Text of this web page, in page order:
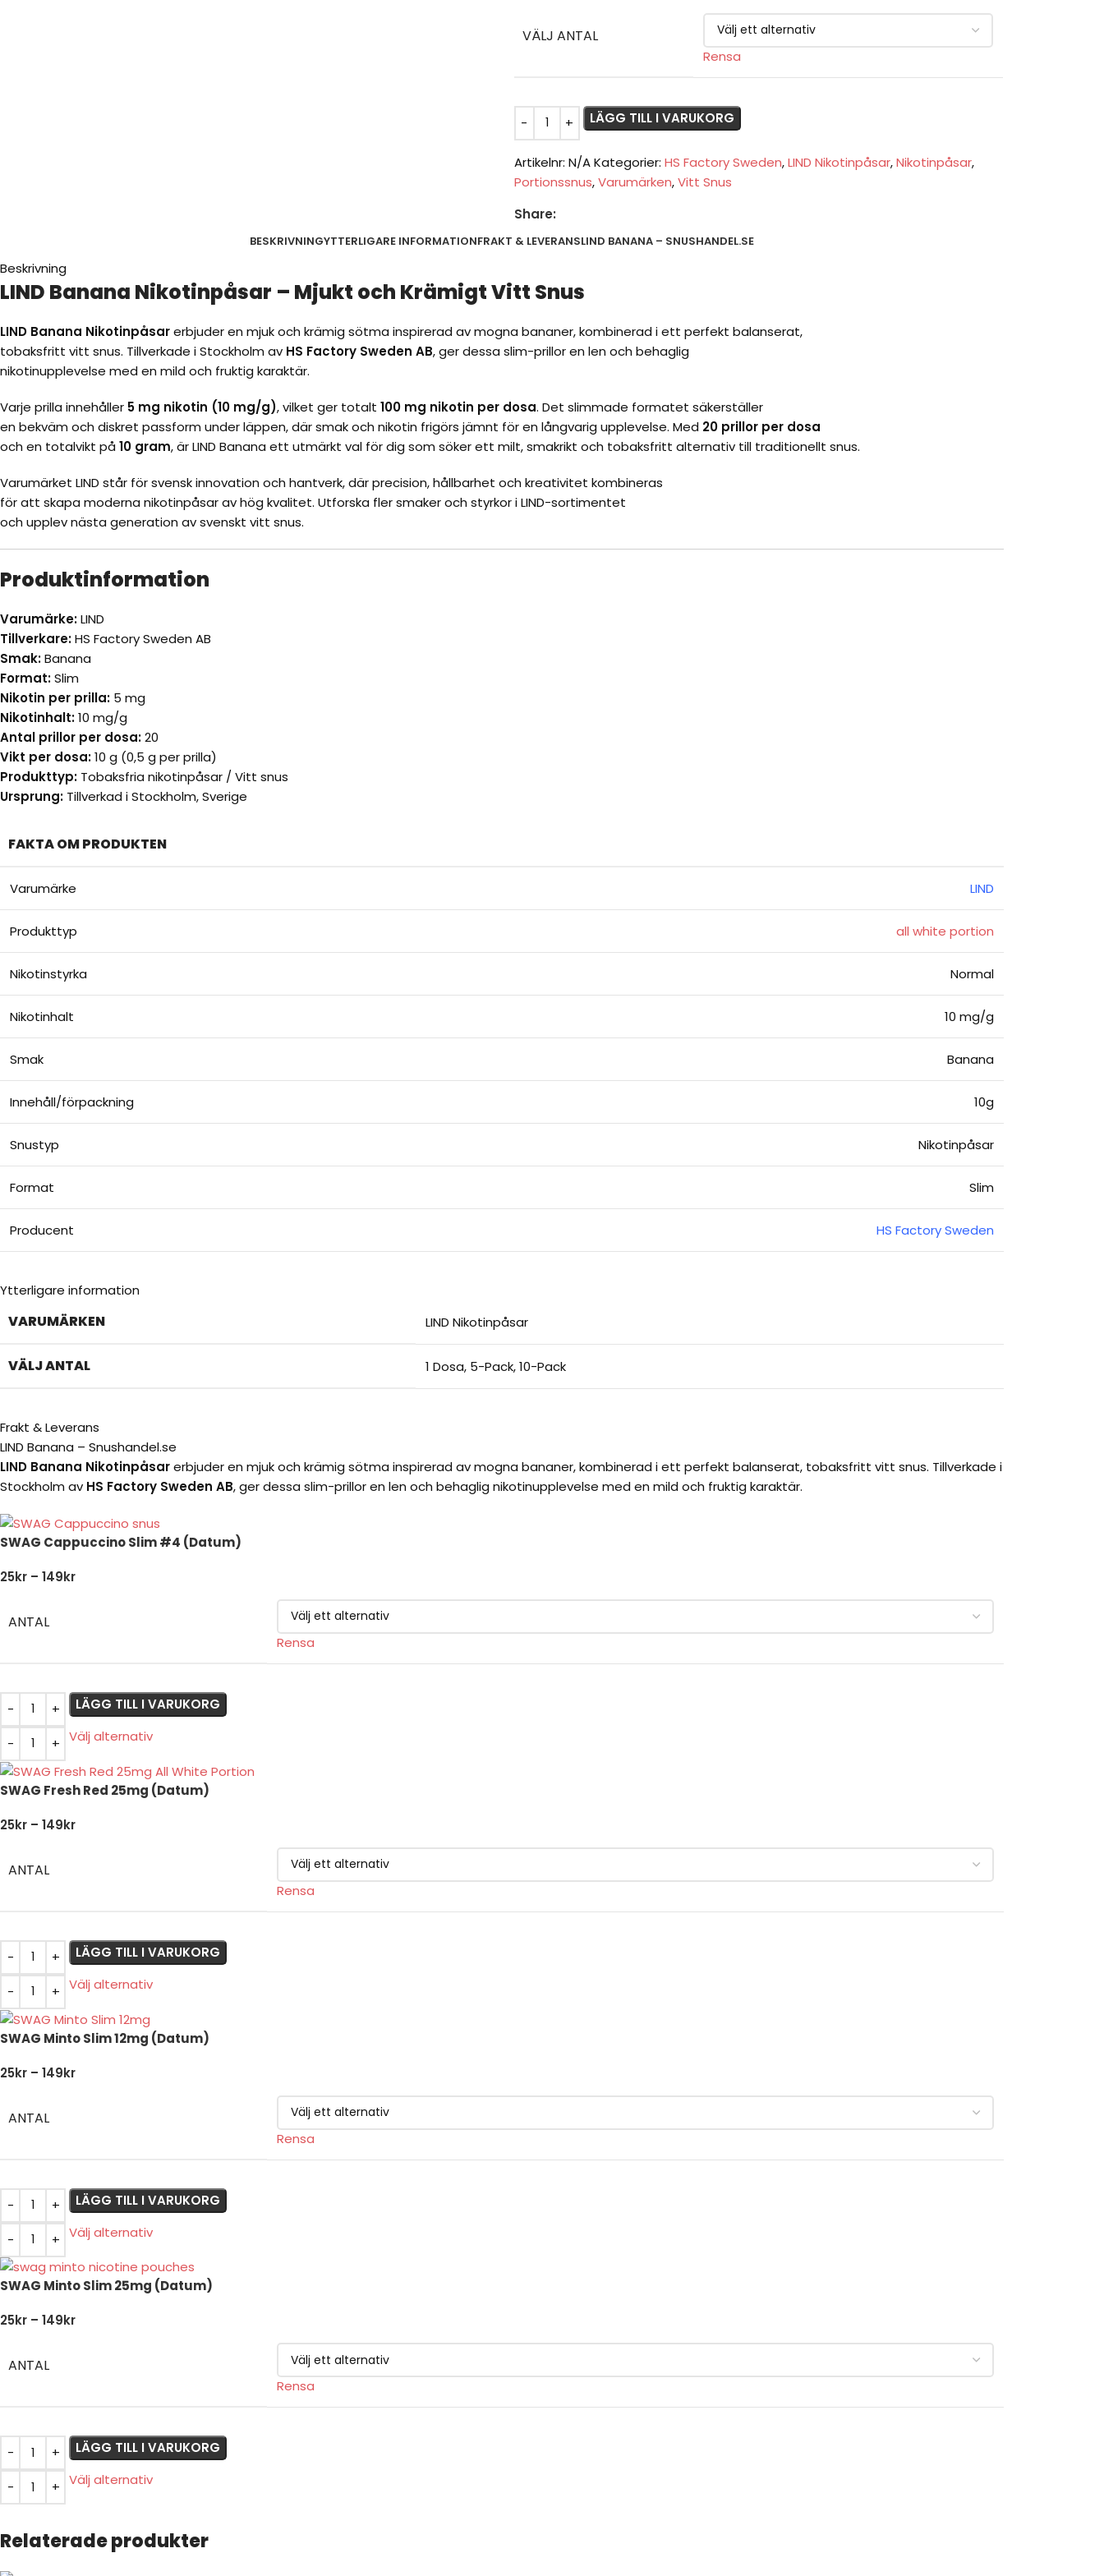
VÄLJ ANTAL
Rensa
LÄGG TILL I VARUKORG
Artikelnr: N/AKategorier: HS Factory Sweden,LIND Nikotinpåsar,Nikotinpåsar,
Portionssnus,Varumärken,Vitt Snus
Share:
BESKRIVNINGYTTERLIGARE INFORMATIONFRAKT & LEVERANSLIND BANANA – SNUSHANDEL.SE
Beskrivning
LIND Banana Nikotinpåsar – Mjukt och Krämigt Vitt Snus
LIND Banana Nikotinpåsarerbjuder en mjuk och krämig sötma inspirerad av mogna bananer, kombinerad i ett perfekt balanserat,
tobaksfritt vitt snus. Tillverkade i Stockholm av HS Factory Sweden AB, ger dessa slim-prillor en len och behaglig
nikotinupplevelse med en mild och fruktig karaktär.
Varje prilla innehåller 5 mg nikotin (10 mg/g), vilket ger totalt 100 mg nikotin per dosa. Det slimmade formatet säkerställer
en bekväm och diskret passform under läppen, där smak och nikotin frigörs jämnt för en långvarig upplevelse. Med 20 prillor per dosa
och en totalvikt på 10 gram, är LIND Banana ett utmärkt val för dig som söker ett milt, smakrikt och tobaksfritt alternativ till traditionellt snus.
Varumärket LIND står för svensk innovation och hantverk, där precision, hållbarhet och kreativitet kombineras
för att skapa moderna nikotinpåsar av hög kvalitet. Utforska fler smaker och styrkor i LIND-sortimentet
och upplev nästa generation av svenskt vitt snus.
Produktinformation
Varumärke:LIND
Tillverkare:HS Factory Sweden AB
Smak:Banana
Format:Slim
Nikotin per prilla: 5 mg
Nikotinhalt:10 mg/g
Antal prillor per dosa:20
Vikt per dosa:10 g (0,5 g per prilla)
Produkttyp: Tobaksfria nikotinpåsar / Vitt snus
Ursprung: Tillverkad i Stockholm, Sverige
FAKTA OM PRODUKTEN
Varumärke LIND
Produkttyp all white portion
Nikotinstyrka Normal
Nikotinhalt 10 mg/g
Smak Banana
Innehåll/förpackning 10g
Snustyp Nikotinpåsar
Format Slim
Producent HS Factory Sweden
Ytterligare information
VARUMÄRKEN LIND Nikotinpåsar
VÄLJ ANTAL 1 Dosa, 5-Pack,10-Pack
Frakt & Leverans
LIND Banana – Snushandel.se
LIND Banana Nikotinpåsarerbjuder en mjuk och krämig sötma inspirerad av mogna bananer, kombinerad i ett perfekt balanserat, tobaksfritt vitt snus. Tillverkade i
Stockholm av HS Factory Sweden AB, ger dessa slim-prillor en len och behaglig nikotinupplevelse med en mild och fruktig karaktär.
SWAG Cappuccino Slim #4 (Datum)
25kr – 149kr
ANTAL
Rensa
LÄGG TILL I VARUKORG
Välj alternativ
SWAG Fresh Red 25mg (Datum)
25kr – 149kr
ANTAL
Rensa
LÄGG TILL I VARUKORG
Välj alternativ
SWAG Minto Slim 12mg (Datum)
25kr – 149kr
ANTAL
Rensa
LÄGG TILL I VARUKORG
Välj alternativ
SWAG Minto Slim 25mg (Datum)
25kr – 149kr
ANTAL
Rensa
LÄGG TILL I VARUKORG
Välj alternativ
Relaterade produkter